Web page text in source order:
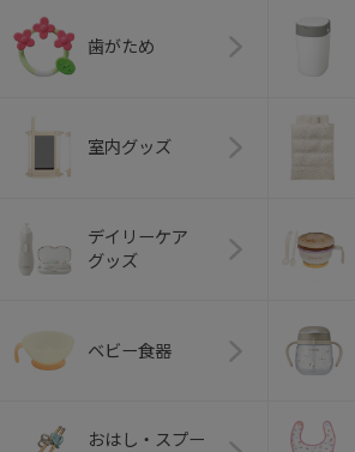
歯がため
室内グッズ
デイリーケア
グッズ
ベビー食器
おはし・スプー